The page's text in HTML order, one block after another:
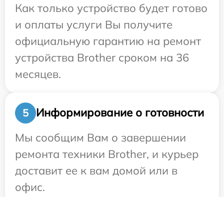
Как только устройство будет готово
и оплаты услуги Вы получите
официальную гарантию на ремонт
устройства Brother сроком на 36
месяцев.
5
Информирование о готовности
Мы сообщим Вам о завершении
ремонта техники Brother, и курьер
доставит ее к вам домой или в
офис.